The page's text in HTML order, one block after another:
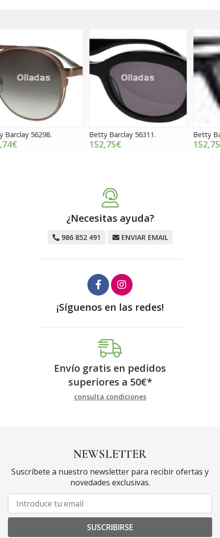
Betty Barclay 56311.
152,75€
Betty Barclay 56322.
152,75€
¿Necesitas ayuda?
986 852 491 ENVIAR EMAIL
¡Síguenos en las redes!
Envío gratis en pedidos
superiores a 50€*
consulta condiciones
NEWSLETTER
Suscríbete a nuestro newsletter para recibir ofertas y
novedades exclusivas.
SUSCRIBIRSE